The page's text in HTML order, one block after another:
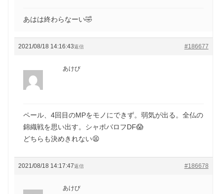
あはは終わらなーい🤣
2021/08/18 14:16:43 #186677
返信
あけび
ペール、4回目のMPをモノにできず。弱気が出る。全仏の
錦織戦を思い出す。シャポバロフDF😱
どちらも決めきれない😫
2021/08/18 14:17:47 #186678
返信
あけび